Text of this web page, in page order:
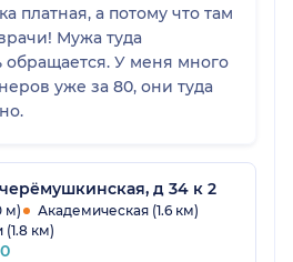
платная, а потому что там
Мужа туда
обращается. У меня много
уже за 80, они туда
д 34 к 2
м)
Академическая (1.6 км)
км)